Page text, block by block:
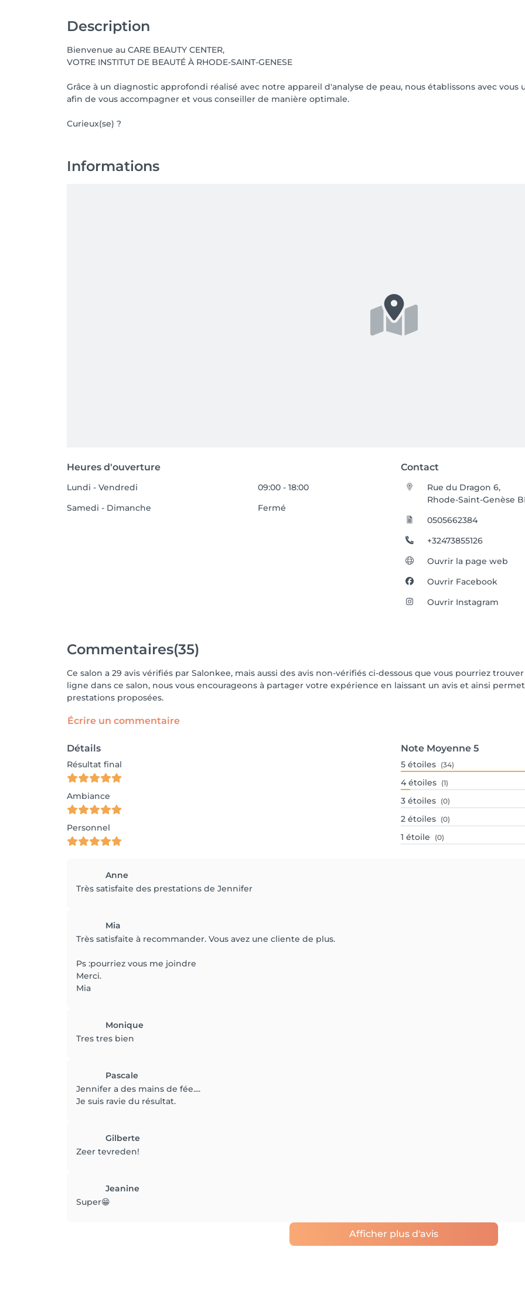
Description
Bienvenue au CARE BEAUTY CENTER,
VOTRE INSTITUT DE BEAUTÉ À RHODE-SAINT-GENESE
Grâce à un diagnostic approfondi réalisé avec notre appareil d'analyse de peau, nous établissons avec
afin de vous accompagner et vous conseiller de manière optimale.
Curieux(se) ?
Informations
Heures d'ouverture Contact
Lundi - Vendredi
09:00 - 18:00
Samedi - Dimanche
Fermé
Rue du Dragon 6,
Rhode-Saint-Genèse
0505662384
+32473855126
Ouvrir la page web
Ouvrir Facebook
Ouvrir Instagram
Commentaires(35)
Ce salon a 29 avis vérifiés par Salonkee, mais aussi des avis non-vérifiés ci-dessous que vous pourriez
ligne dans ce salon, nous vous encourageons à partager votre expérience en laissant un avis et ainsi
prestations proposées.
Écrire un commentaire
Détails
Résultat final
Ambiance
Personnel
Note Moyenne 5
5 étoiles (34)
4 étoiles (1)
3 étoiles (0)
2 étoiles (0)
1 étoile (0)
Anne
Très satisfaite des prestations de Jennifer
Mia
Très satisfaite à recommander. Vous avez une cliente de plus.
Ps :pourriez vous me joindre
Merci.
Mia
Monique
Tres tres bien
Pascale
Jennifer a des mains de fée....
Je suis ravie du résultat.
Gilberte
Zeer tevreden!
Jeanine
Super😁
Afficher plus d'avis